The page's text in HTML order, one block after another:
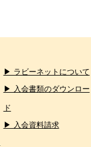
▶ ラビーネットについて
▶ 入会書類のダウンロー
ド
▶ 入会資料請求